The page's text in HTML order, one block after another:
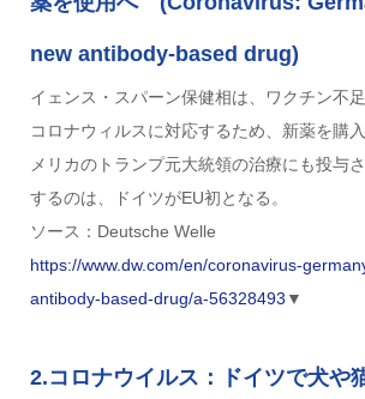
new antibody-based drug)
イェンス・スパーン保健相は、ワクチン不
コロナウィルスに対応するため、新薬を購
メリカのトランプ元大統領の治療にも投与
するのは、ドイツがEU初となる。
ソース：Deutsche Welle
https://www.dw.com/en/coronavirus-
antibody-based-drug/a-56328493 ▼
2.コロナウイルス：ドイツで犬や